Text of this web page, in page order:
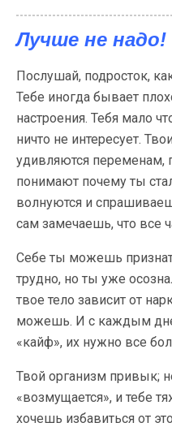
Лучше не надо!
Послушай, подросток,
Тебе иногда бывает
настроения. Тебя мало
ничто не интересует.
удивляются переменам,
понимают почему ты
волнуются и
сам замечаешь, что все
Себе ты можешь
трудно, но ты уже
твое тело зависит от
можешь. И с каждым
«кайф», их нужно все
Твой организм привык;
«возмущается», и тебе
хочешь избавиться от